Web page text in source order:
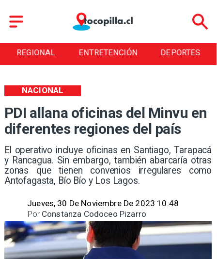
REGIONAL ENTRETENCIÓN DEPORTES
PDI allana oficinas del Minvu en
diferentes regiones del país
El operativo incluye oficinas en Santiago, Tarapacá
y Rancagua. Sin embargo, también abarcaría otras
zonas que tienen convenios irregulares como
Antofagasta, Bío Bío y Los Lagos.
NACIONAL
Jueves, 30 De Noviembre De 2023 10:48
Constanza Codoceo Pizarro
Por